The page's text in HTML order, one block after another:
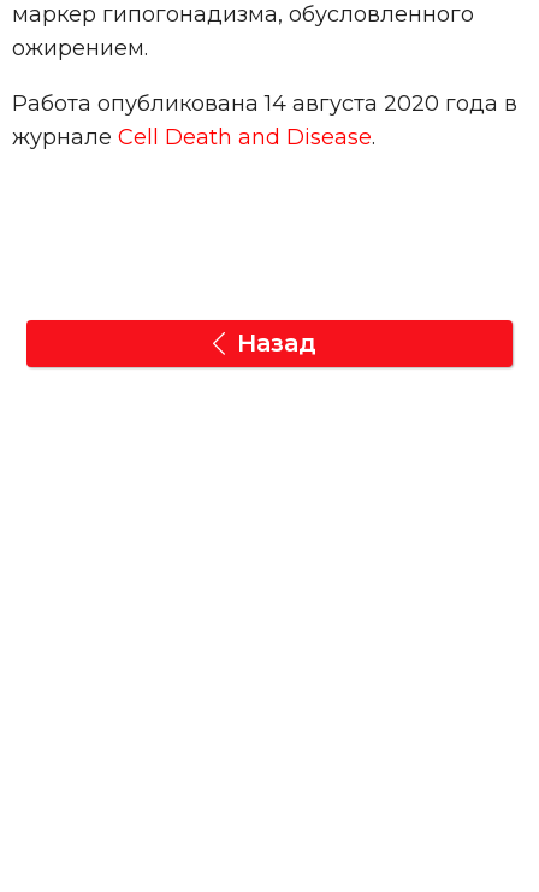
маркер гипогонадизма, обусловленного
ожирением.
Работа опубликована 14 августа 2020 года в
журнале Cell Death and Disease.
Назад